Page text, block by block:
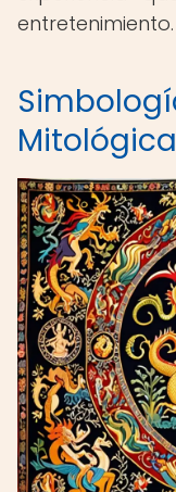
entretenimiento.